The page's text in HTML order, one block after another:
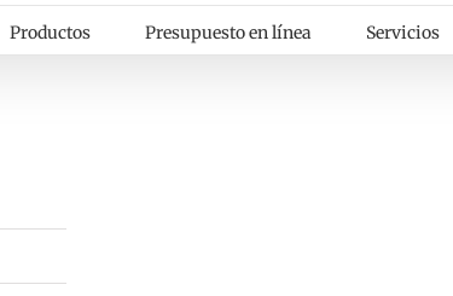
Productos Presupuesto en línea Servicios